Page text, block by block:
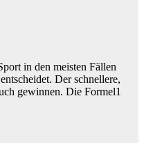
in den meisten Fällen
Der schnellere,
gewinnen. Die Formel1